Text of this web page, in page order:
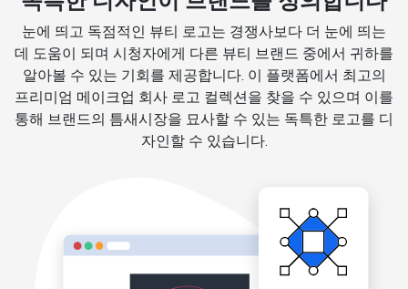
눈에 띄고 독점적인 뷰티 로고는 경쟁사보다 더 눈에 띄는
데 도움이 되며 시청자에게 다른 뷰티 브랜드 중에서 귀하를
알아볼 수 있는 기회를 제공합니다. 이 플랫폼에서 최고의
프리미엄 메이크업 회사 로고 컬렉션을 찾을 수 있으며 이를
통해 브랜드의 틈새시장을 묘사할 수 있는 독특한 로고를 디
자인할 수 있습니다.